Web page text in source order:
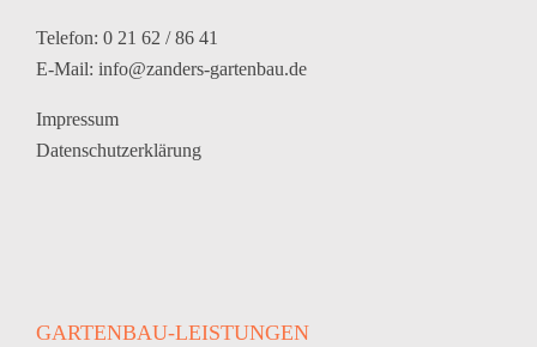
Telefon: 0 21 62 / 86 41
E-Mail: info@zanders-gartenbau.de
Impressum
Datenschutzerklärung
GARTENBAU-LEISTUNGEN